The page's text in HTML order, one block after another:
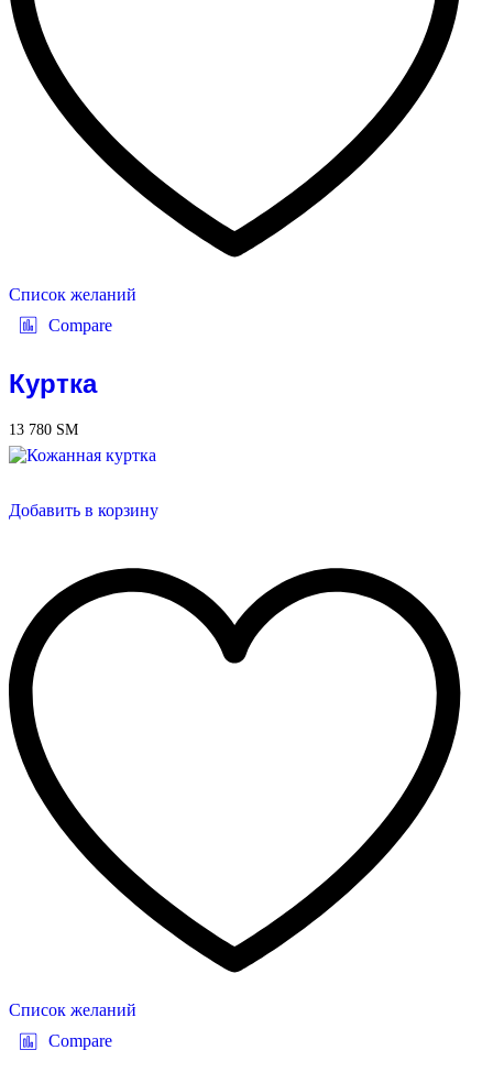
Список желаний
Compare
Куртка
13 780 ЅМ
Добавить в корзину
Список желаний
Compare